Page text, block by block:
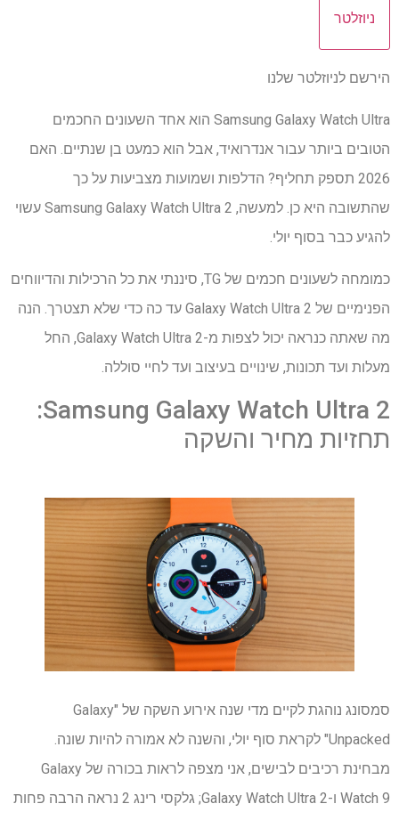
ניוזלטר
הירשם לניוזלטר שלנו
Samsung Galaxy Watch Ultra הוא אחד השעונים החכמים
הטובים ביותר עבור אנדרואיד, אבל הוא כמעט בן שנתיים. האם
2026 תספק תחליף? הדלפות ושמועות מצביעות על כך
שהתשובה היא כן. למעשה, Samsung Galaxy Watch Ultra 2 עשוי
להגיע כבר בסוף יולי.
כמומחה לשעונים חכמים של TG, סיננתי את כל הרכילות והדיווחים
הפנימיים של Galaxy Watch Ultra 2 עד כה כדי שלא תצטרך. הנה
מה שאתה כנראה יכול לצפות מ-Galaxy Watch Ultra 2, החל
מעלות ועד תכונות, שינויים בעיצוב ועד לחיי סוללה.
Samsung Galaxy Watch Ultra 2:
תחזיות מחיר והשקה
סמסונג נוהגת לקיים מדי שנה אירוע השקה של "Galaxy
Unpacked" לקראת סוף יולי, והשנה לא אמורה להיות שונה.
מבחינת רכיבים לבישים, אני מצפה לראות בכורה של Galaxy
Watch 9 ו-Galaxy Watch Ultra 2; גלקסי רינג 2 נראה הרבה פחות